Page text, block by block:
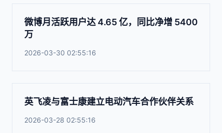
微博月活跃用户达 4.65 亿，同比净增 5400
万
2026-03-30 02:55:16
英飞凌与富士康建立电动汽车合作伙伴关系
2026-03-28 02:55:16